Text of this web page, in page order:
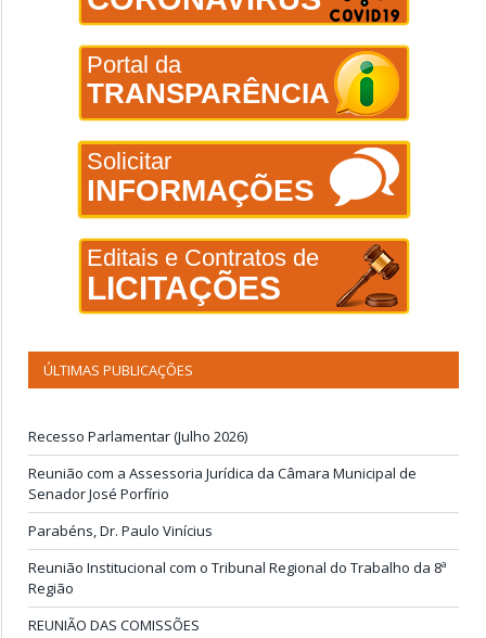
Portal da
TRANSPARÊNCIA
Solicitar
INFORMAÇÕES
Editais e Contratos de
LICITAÇÕES
ÚLTIMAS PUBLICAÇÕES
Recesso Parlamentar (Julho 2026)
Reunião com a Assessoria Jurídica da Câmara Municipal de
Senador José Porfírio
Parabéns, Dr. Paulo Vinícius
Reunião Institucional com o Tribunal Regional do Trabalho da 8ª
Região
REUNIÃO DAS COMISSÕES